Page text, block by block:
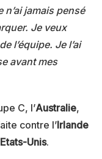
jamais pensé
Je veux
l’équipe. Je l’ai
avant mes
C, l’Australie,
contre l’Irlande
Etats-Unis.